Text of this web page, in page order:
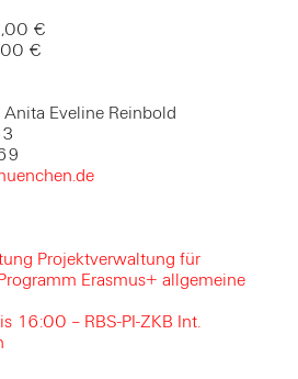
€
€
Eveline Reinbold
Projektverwaltung für
Erasmus+ allgemeine
– RBS-PI-ZKB Int.